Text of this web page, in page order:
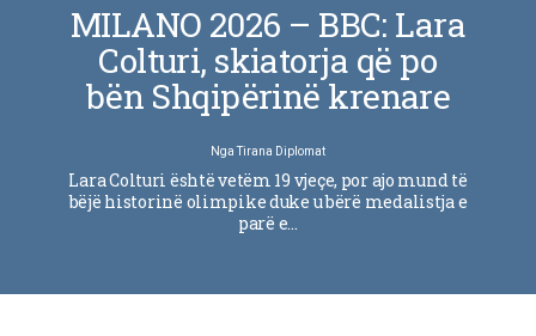
MILANO 2026 – BBC: Lara
Colturi, skiatorja që po
bën Shqipërinë krenare
NgaTirana Diplomat
Lara Colturi është vetëm 19 vjeçe, por ajo mund të
bëjë historinë olimpike duke u bërë medalistja e
parë e…